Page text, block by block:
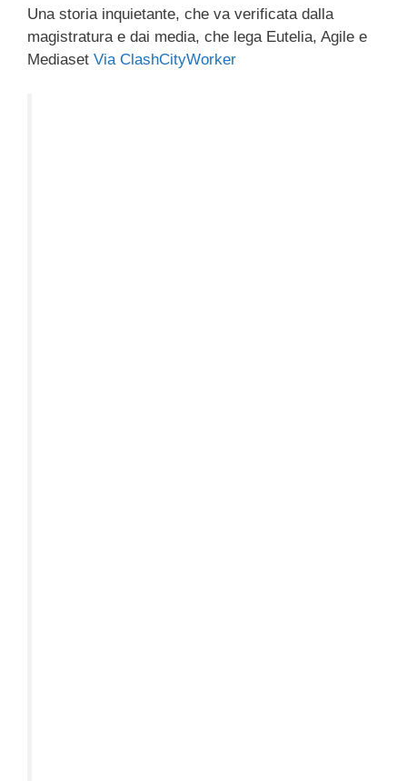
c
e
tt
er
e
a
k
e
e
gr
at
s
ail n
di
Una storia inquietante, che va verificata dalla
magistratura e dai media, che lega Eutelia, Agile e
Mediaset Via ClashCityWorker